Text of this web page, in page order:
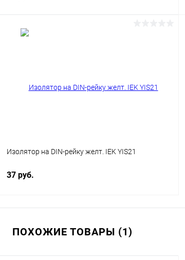
Изолятор на DIN-рейку желт. IEK YIS21
37 руб.
В корзину
ПОХОЖИЕ ТОВАРЫ (1)